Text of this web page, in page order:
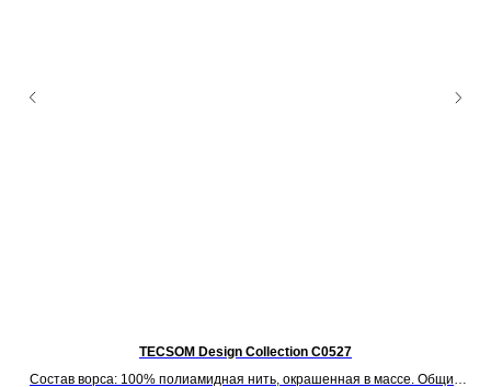
TECSOM Design Collection C0527
Состав ворса: 100% полиамидная нить, окрашенная в массе. Общий